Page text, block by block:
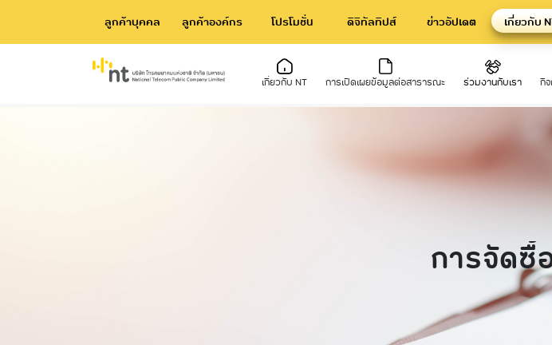
ลูกค้าบุคคล ลูกค้าองค์กร โปรโมชั่น ดิจิทัลทิปส์ ข่าวอัปเดต เกี่ยวกับ
เกี่ยวกับ NT การเปิดเผยข้อมูลต่อสาธารณะ ร่วมงานกับเรา กิ
บริหารสูงสุด
ข้อมูลโครงการลงทุนที่สำคัญ
ผลการดำเนินงานทั้งการเงินและไม่ใช่การเงิน
การจัดซื้